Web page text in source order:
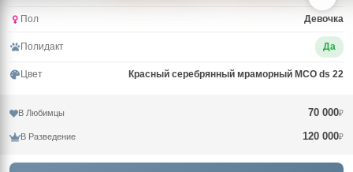
Пол Девочка
Полидакт Да
Цвет Красный серебрянный мраморный MCO ds 22
В Любимцы 70 000₽
В Разведение 120 000₽